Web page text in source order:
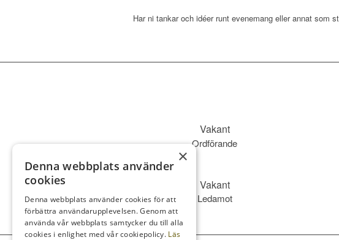
Har ni tankar och idéer runt evenemang eller annat som
Vakant
Ordförande
Vakant
Ledamot
×
Denna webbplats använder
cookies
Denna webbplats använder cookies för att
förbättra användarupplevelsen. Genom att
använda vår webbplats samtycker du till alla
cookies i enlighet med vår cookiepolicy. Läs